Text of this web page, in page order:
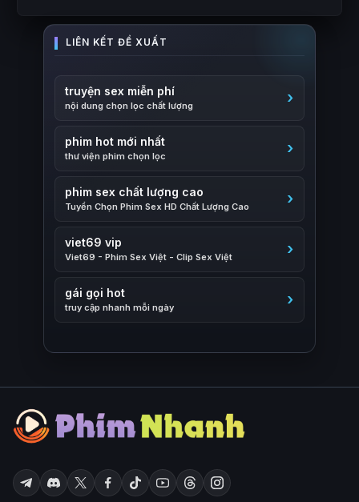
truyện sex miễn phí
nội dung chọn lọc chất lượng
phim hot mới nhất
thư viện phim chọn lọc
phim sex chất lượng cao
Tuyển Chọn Phim Sex HD Chất Lượng Cao
viet69 vip
Viet69 - Phim Sex Việt - Clip Sex Việt
gái gọi hot
truy cập nhanh mỗi ngày